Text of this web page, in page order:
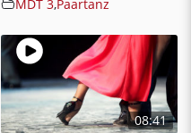
MDT 3,Paartanz
08:41